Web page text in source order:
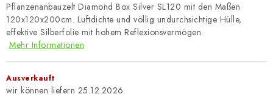
Pflanzenanbauzelt Diamond Box Silver SL120 mit den Maßen
120x120x200cm. Luftdichte und völlig undurchsichtige Hülle,
effektive Silberfolie mit hohem Reflexionsvermögen.
Mehr Informationen
Ausverkauft
25.12.2026